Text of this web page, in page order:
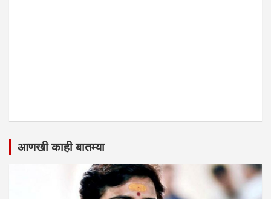
आणखी काही बातम्या